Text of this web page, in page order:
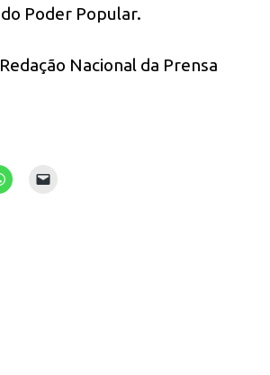
Poder Popular.
Nacional da Prensa